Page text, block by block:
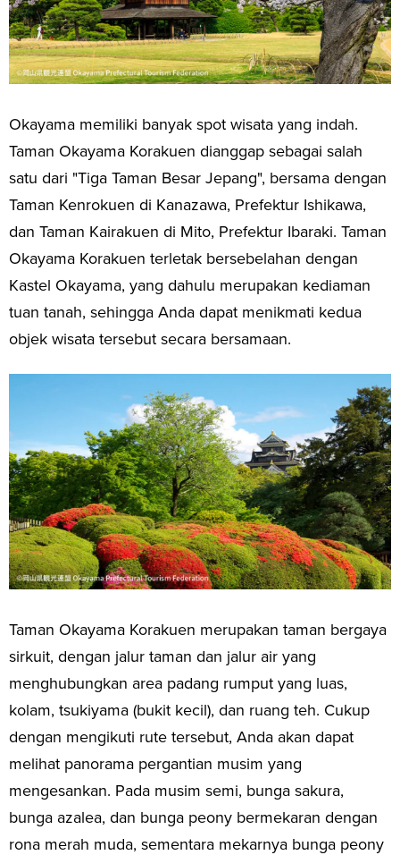
Okayama memiliki banyak spot wisata yang indah.
Taman Okayama Korakuen dianggap sebagai salah
satu dari "Tiga Taman Besar Jepang", bersama dengan
Taman Kenrokuen di Kanazawa, Prefektur Ishikawa,
dan Taman Kairakuen di Mito, Prefektur Ibaraki. Taman
Okayama Korakuen terletak bersebelahan dengan
Kastel Okayama, yang dahulu merupakan kediaman
tuan tanah, sehingga Anda dapat menikmati kedua
objek wisata tersebut secara bersamaan.
Taman Okayama Korakuen merupakan taman bergaya
sirkuit, dengan jalur taman dan jalur air yang
menghubungkan area padang rumput yang luas,
kolam, tsukiyama (bukit kecil), dan ruang teh. Cukup
dengan mengikuti rute tersebut, Anda akan dapat
melihat panorama pergantian musim yang
mengesankan. Pada musim semi, bunga sakura,
bunga azalea, dan bunga peony bermekaran dengan
rona merah muda, sementara mekarnya bunga peony